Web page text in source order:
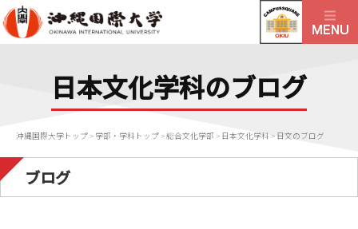
日本文化学科のブログ
沖縄国際大学トップ > 学部・学科トップ >総合文化学部 > 日本文化学科 > 日文のブログ
ブログ